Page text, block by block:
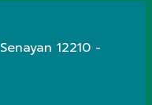
12210 -